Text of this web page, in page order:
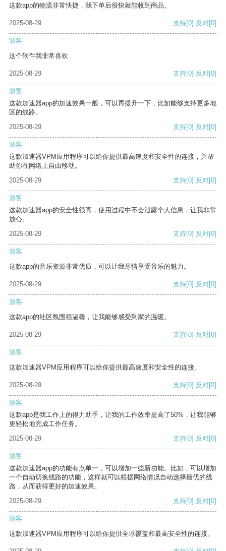
这款app的物流非常快捷，我下单后很快就能收到商品。
2025-08-29 支持[0] 反对[0]
游客
这个软件我非常喜欢
2025-08-29 支持[0] 反对[0]
游客
这款加速器app的加速效果一般，可以再提升一下，比如能够支持更多地
区的线路。
2025-08-29
支持[0] 反对[0]
游客
这款加速器VPM应用程序可以给你提供最高速度和安全性的连接，并帮
助你在网络上自由移动。
2025-08-29
支持[0] 反对[0]
游客
这款加速器app的安全性很高，使用过程中不会泄露个人信息，让我非常
放心。
2025-08-29
支持[0] 反对[0]
游客
这款app的音乐资源非常优质，可以让我尽情享受音乐的魅力。
2025-08-29 支持[0] 反对[0]
游客
这款app的社区氛围很温馨，让我能够感受到家的温暖。
2025-08-29 支持[0] 反对[0]
游客
这款加速器VPM应用程序可以给你提供最高速度和安全性的连接。
2025-08-29 支持[0] 反对[0]
游客
这款app是我工作上的得力助手，让我的工作效率提高了50%，让我能够
更轻松地完成工作任务。
2025-08-29
支持[0] 反对[0]
游客
这款加速器app的功能有点单一，可以增加一些新功能。比如，可以增加
一个自动切换线路的功能，这样就可以根据网络情况自动选择最优的线
路，从而获得更好的加速效果。
2025-08-29
支持[0] 反对[0]
游客
这款加速器VPM应用程序可以给你提供全球覆盖和最高安全性的连接。